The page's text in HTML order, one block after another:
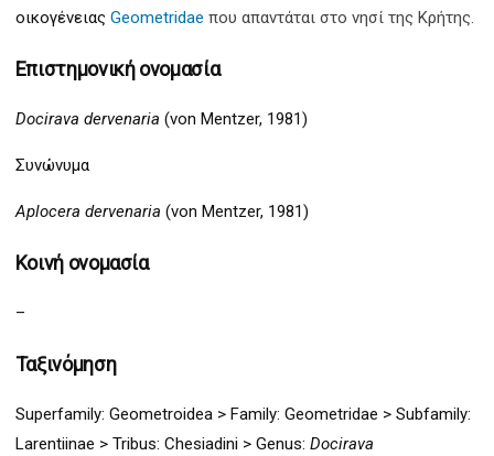
οικογένειας Geometridae που απαντάται στο νησί της Κρήτης.
Επιστημονική ονομασία
Docirava dervenaria (von Mentzer, 1981)
Συνώνυμα
Aplocera dervenaria (von Mentzer, 1981)
Κοινή ονομασία
–
Ταξινόμηση
Superfamily: Geometroidea > Family: Geometridae > Subfamily:
Larentiinae > Tribus: Chesiadini > Genus: Docirava